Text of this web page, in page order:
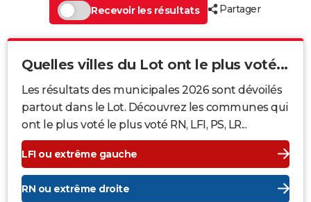
Recevoir les résultats
Partager
Quelles villes du Lot ont le plus voté...
Les résultats des municipales 2026 sont dévoilés
partout dans le Lot. Découvrez les communes qui
ont le plus voté le plus voté RN, LFI, PS, LR...
LFI ou extrême gauche
RN ou extrême droite